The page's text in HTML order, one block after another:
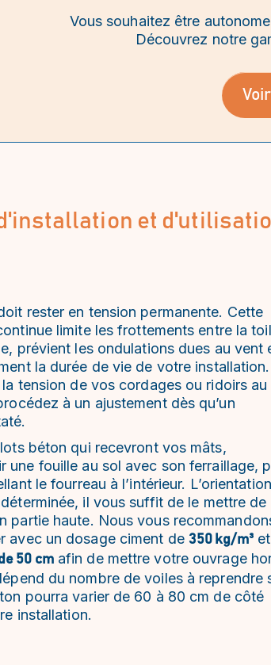
Vous souhaitez être
Découvrez notre
et
rester en tension permanente. Cette
limite les frottements entre la
prévient les ondulations dues au vent
la durée de vie de votre installation.
tension de vos cordages ou ridoirs au
à un ajustement dès qu’un
béton qui recevront vos mâts,
une fouille au sol avec son ferraillage,
le fourreau à l’intérieur. L’orientation
il vous suffit de le mettre de
partie haute. Nous vous
avec un dosage ciment de 350 kg/m³et
50 cmafin de mettre votre ouvrage
du nombre de voiles à reprendre
pourra varier de 60 à 80 cm de côté
installation.